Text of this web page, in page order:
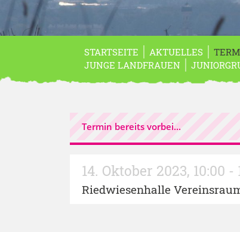
STARTSEITE AKTUELLES
JUNGE LANDFRAUEN
Termin bereits vorbei...
14. Oktober 2023, 10:00 -
Riedwiesenhalle